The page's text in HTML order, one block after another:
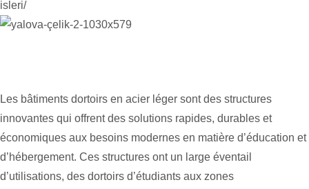
Les bâtiments dortoirs en acier léger sont des structures
innovantes qui offrent des solutions rapides, durables et
économiques aux besoins modernes en matière d’éducation et
d’hébergement. Ces structures ont un large éventail
d’utilisations, des dortoirs d’étudiants aux zones